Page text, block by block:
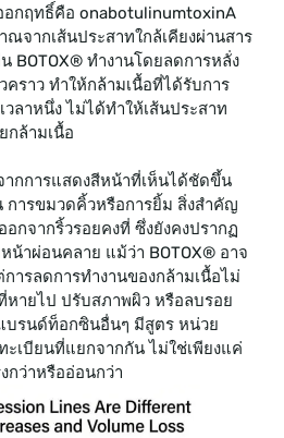
กฤทธิ์คือ onabotulinumtoxinA
จากเส้นประสาทใกล้เคียงผ่านสาร
BOTOX® ทำงานโดยลดการหลั่ง
คราว ทำให้กล้ามเนื้อที่ได้รับการ
ลาหนึ่ง ไม่ได้ทำให้เส้นประสาท
กล้ามเนื้อ
ากการแสดงสีหน้าที่เห็นได้ชัดขึ้น
การขมวดคิ้วหรือการยิ้ม สิ่งสำคัญ
กจากริ้วรอยคงที่ ซึ่งยังคงปรากฏ
าผ่อนคลาย แม้ว่า BOTOX® อาจ
ารลดการทำงานของกล้ามเนื้อไม่
หายไป ปรับสภาพผิว หรือลบรอย
รนด์ท็อกซินอื่นๆ มีสูตร หน่วย
เบียนที่แยกจากกัน ไม่ใช่เพียงแค่
กว่าหรืออ่อนกว่า